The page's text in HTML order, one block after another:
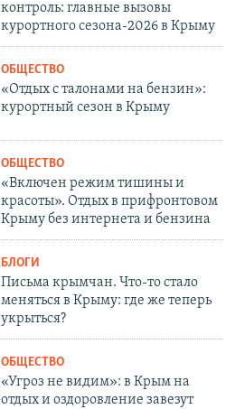
контроль: главные вызовы
курортного сезона-2026 в Крыму
ОБЩЕСТВО
«Отдых с талонами на бензин»:
курортный сезон в Крыму
ОБЩЕСТВО
«Включен режим тишины и
красоты». Отдых в прифронтовом
Крыму без интернета и бензина
БЛОГИ
Письма крымчан. Что-то стало
меняться в Крыму: где же теперь
укрыться?
ОБЩЕСТВО
«Угроз не видим»: в Крым на
отдых и оздоровление завезут